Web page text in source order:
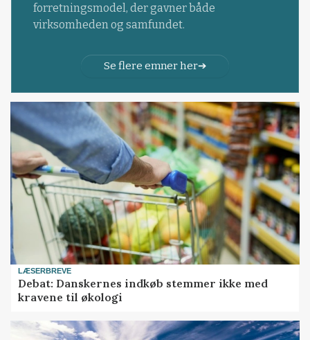
forretningsmodel, der gavner både
virksomheden og samfundet.
Se flere emner her
LÆSERBREVE
Debat: Danskernes indkøb stemmer ikke med
kravene til økologi